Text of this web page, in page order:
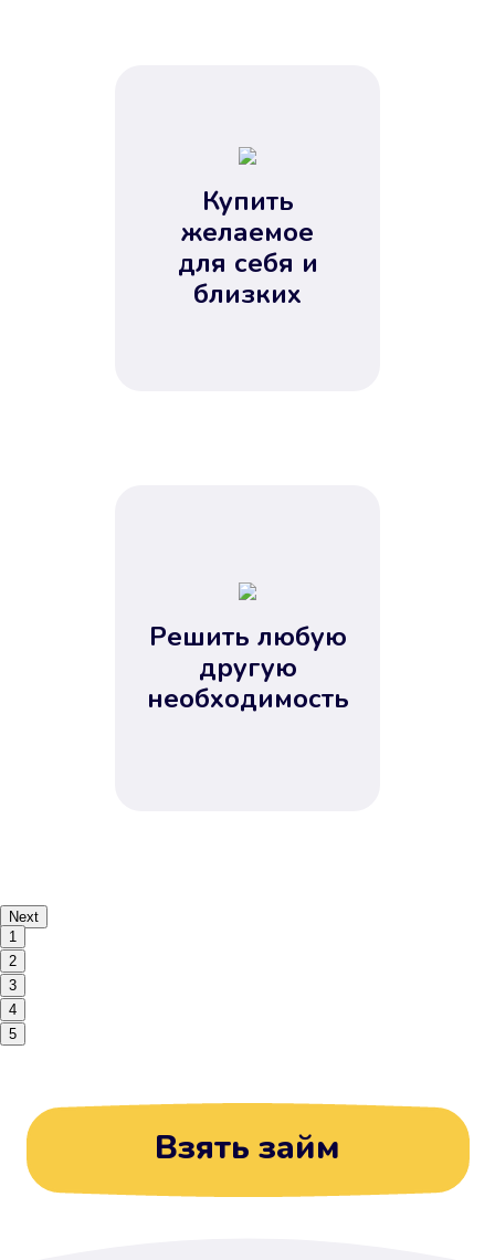
Купить
желаемое
для себя и
близких
Решить любую
другую
необходимость
Next
1
2
3
4
5
Взять займ